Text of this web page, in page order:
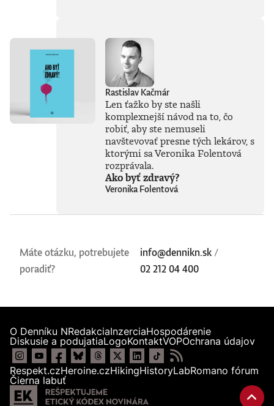
Rastislav Kačmár
Len ťažko by ste našli
komplexnejší návod na to, čo
robiť, aby ste nemuseli
navštevovať presne tých lekárov, s
ktorými sa Veronika Folentová
rozprávala.
Ako byť zdravý?
Veronika Folentová
Máte otázku, potrebujete
poradiť?
info@dennikn.sk /
02 212 04 400
O Denníku NRedakciaInzerciaHospodárenie
Diskusie a podujatiaLogoKontaktVOPOchrana údajov
Respekt.czHeroine.czHikingHistoryLabRomano fórum
Čierna labuť